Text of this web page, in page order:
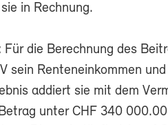
in Rechnung.
die Berechnung des
sein Renteneinkommen
addiert sie mit dem
unter CHF 340